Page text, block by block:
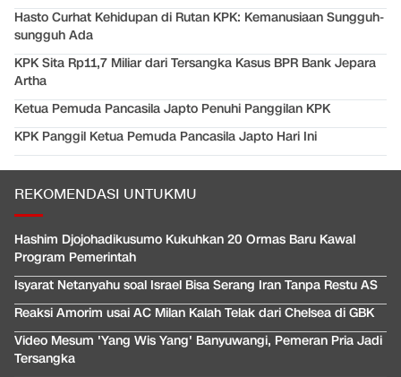
Hasto Curhat Kehidupan di Rutan KPK: Kemanusiaan Sungguh-
sungguh Ada
KPK Sita Rp11,7 Miliar dari Tersangka Kasus BPR Bank Jepara
Artha
Ketua Pemuda Pancasila Japto Penuhi Panggilan KPK
KPK Panggil Ketua Pemuda Pancasila Japto Hari Ini
REKOMENDASI UNTUKMU
Hashim Djojohadikusumo Kukuhkan 20 Ormas Baru Kawal
Program Pemerintah
Isyarat Netanyahu soal Israel Bisa Serang Iran Tanpa Restu AS
Reaksi Amorim usai AC Milan Kalah Telak dari Chelsea di GBK
Video Mesum 'Yang Wis Yang' Banyuwangi, Pemeran Pria Jadi
Tersangka